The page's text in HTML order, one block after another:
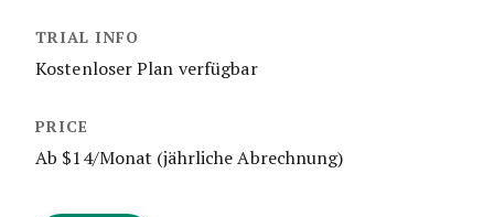
Kostenloser Plan verfügbar
Ab $14/Monat (jährliche Abrechnung)